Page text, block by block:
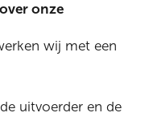
onze
wij met een
uitvoerder en de